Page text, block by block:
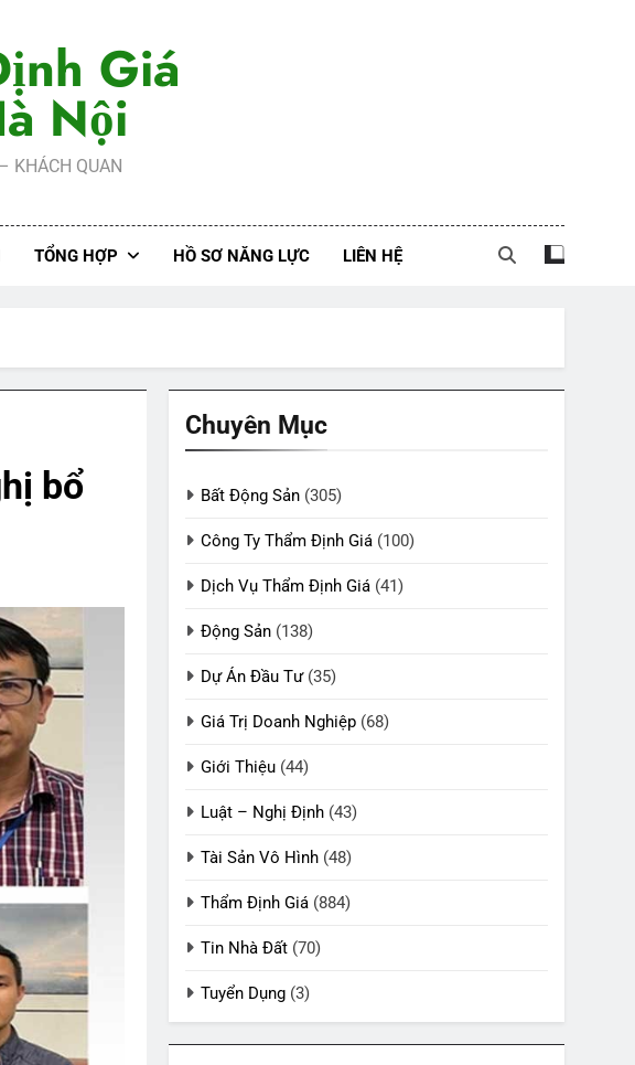
Giá
Nội
KHÁCH QUAN
TỔNG HỢP HỒ SƠ NĂNG LỰC LIÊN HỆ
bổ
Chuyên Mục
Bất Động Sản (305)
Công Ty Thẩm Định Giá (100)
Dịch Vụ Thẩm Định Giá (41)
Động Sản (138)
Dự Án Đầu Tư(35)
Giá Trị Doanh Nghiệp (68)
Giới Thiệu (44)
Luật – Nghị Định (43)
Tài Sản Vô Hình (48)
Thẩm Định Giá (884)
Tin Nhà Đất (70)
Tuyển Dụng (3)